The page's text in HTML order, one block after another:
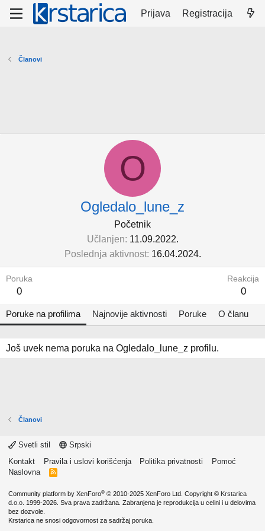
Prijava Registracija
Članovi
O
Ogledalo_lune_z
Početnik
Učlanjen 11.09.2022.
Poslednja aktivnost 16.04.2024.
Poruka
0
Reakcija
0
Poruke na profilima Najnovije aktivnosti Poruke O članu
Još uvek nema poruka na Ogledalo_lune_z profilu.
Članovi
Svetli stil
Srpski
Kontakt
Pravila i uslovi korišćenja Politika privatnosti
Pomoć
Naslovna
R
Community platform by XenForo® © 2010-2025 XenForo Ltd. Copyright © Krstarica
d.o.o. 1999-2026. Sva prava zadržana. Zabranjena je reprodukcija u celini i u delovima
bez dozvole.
Krstarica ne snosi odgovornost za sadržaj poruka.